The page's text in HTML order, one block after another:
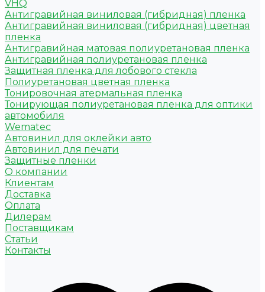
VHQ
Антигравийная виниловая (гибридная) пленка
Антигравийная виниловая (гибридная) цветная
пленка
Антигравийная матовая полиуретановая пленка
Антигравийная полиуретановая пленка
Защитная пленка для лобового стекла
Полиуретановая цветная пленка
Тонировочная атермальная пленка
Тонирующая полиуретановая пленка для оптики
автомобиля
Wematec
Автовинил для оклейки авто
Автовинил для печати
Защитные пленки
О компании
Клиентам
Доставка
Оплата
Дилерам
Поставщикам
Статьи
Контакты